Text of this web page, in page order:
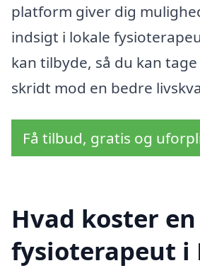
platform giver dig
indsigt i lokale
kan tilbyde, så du kan
skridt mod en bedre
Få tilbud, gratis og
Hvad koster en
fysioterapeut i